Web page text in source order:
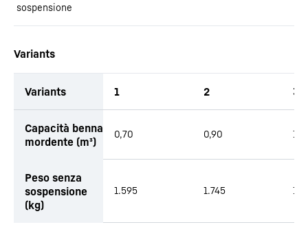
sospensione
Variants
Variants 1 2 3
Capacità benna
mordente (m³)
0,70 0,90
Peso senza
sospensione
(kg)
1.595 1.745